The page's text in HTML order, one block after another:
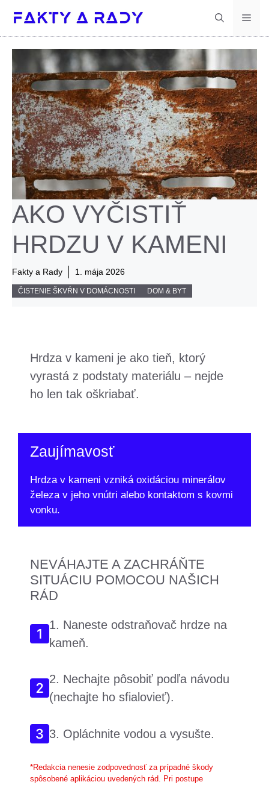
obsah
AKO VYČISTIŤ
HRDZU V KAMENI
Fakty a Rady 1. mája 2026
ČISTENIE ŠKVŔN V DOMÁCNOSTI DOM & BYT
Hrdza v kameni je ako tieň, ktorý
vyrastá z podstaty materiálu – nejde
ho len tak oškriabať.
Zaujímavosť
Hrdza v kameni vzniká oxidáciou minerálov
železa v jeho vnútri alebo kontaktom s kovmi
vonku.
NEVÁHAJTE A ZACHRÁŇTE
SITUÁCIU POMOCOU NAŠICH
RÁD
1. Naneste odstraňovač hrdze na
kameň.
2. Nechajte pôsobiť podľa návodu
(nechajte ho sfialovieť).
3. Opláchnite vodou a vysušte.
*Redakcia nenesie zodpovednosť za prípadné škody
spôsobené aplikáciou uvedených rád. Pri postupe